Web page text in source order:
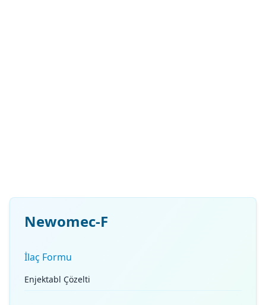
Newomec-F
İlaç Formu
Enjektabl Çözelti